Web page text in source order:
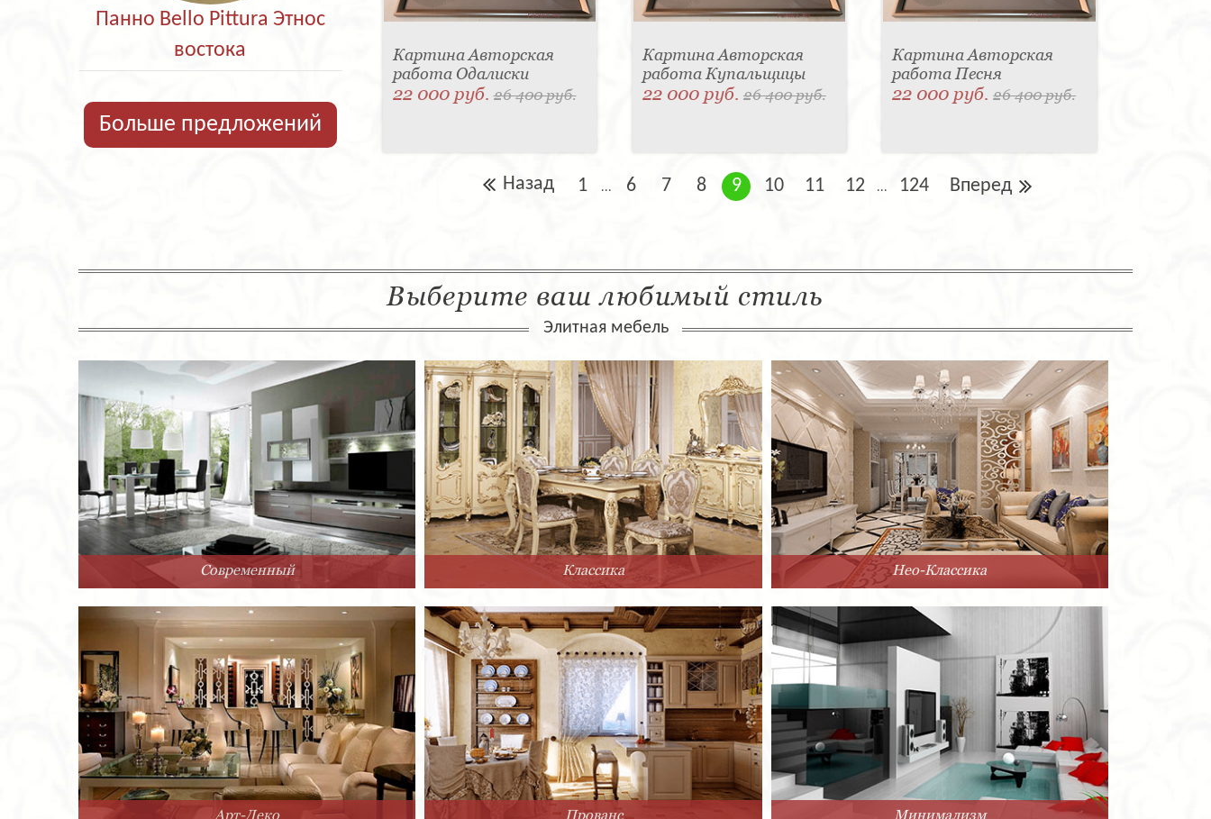
Панно Bello Pittura Этнос
востока
Больше предложений
Картина Авторская
работа Одалиски
22 000 руб.26 400 руб.
Картина Авторская
работа Купальщицы
22 000 руб. 26 400 руб.
Картина Авторская
работа Песня
22 000 руб.26 400 руб.
Назад 1 ... 6 7 8 9 10 11 12 ... 124 Вперед
Выберите ваш любимый стиль
Элитная мебель
Современный Классика Нео-Классика
Арт-Деко Прованс Минимализм